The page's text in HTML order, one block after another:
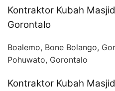
Kontraktor Kubah
Gorontalo
Boalemo, Bone Bolango,
Pohuwato, Gorontalo
Kontraktor Kubah